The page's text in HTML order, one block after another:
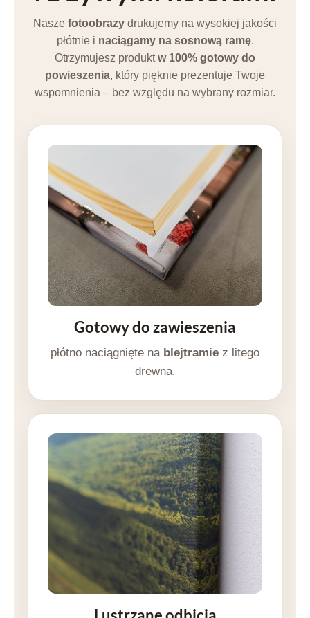
Nasze fotoobrazy drukujemy na wysokiej jakości
płótnie i naciągamy na sosnową ramę.
Otrzymujesz produktw 100% gotowy do
powieszenia, który pięknie prezentuje Twoje
wspomnienia – bez względu na wybrany rozmiar.
Gotowy do zawieszenia
płótno naciągnięte na blejtramie z litego
drewna.